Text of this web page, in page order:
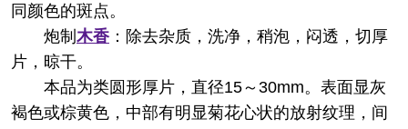
同颜色的斑点。
炮制 木香 ：除去杂质，洗净，稍泡，闷透，切厚
片，晾干。
本品为类圆形厚片，直径15～30mm。表面显灰
褐色或棕黄色，中部有明显菊花心状的放射纹理，间